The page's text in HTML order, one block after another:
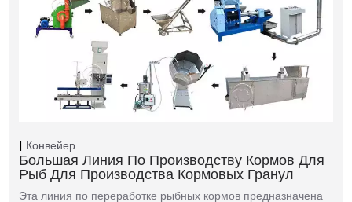
Конвейер
Большая Линия По Производству Кормов Для
Рыб Для Производства Кормовых Гранул
Эта линия по переработке рыбных кормов предназначена